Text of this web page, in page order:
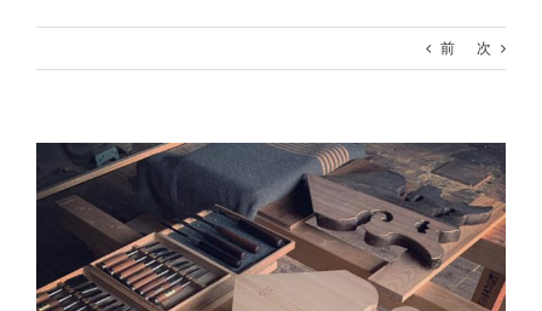
前 次
View
Larger
Image